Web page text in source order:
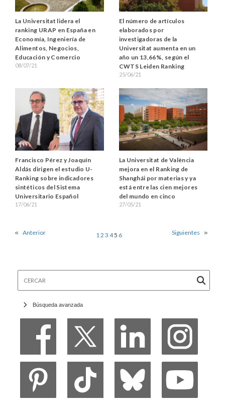
La Universitat lidera el
ranking URAP en España en
Economía, Ingeniería de
Alimentos, Negocios,
Educación y Comercio
08/07/21
El número de artículos
elaborados por
investigadoras de la
Universitat aumenta en un
año un 13,66%, según el
CWTS Leiden Ranking
25/06/21
Francisco Pérez y Joaquín
Aldás dirigen el estudio U-
Ranking sobre indicadores
sintéticos del Sistema
Universitario Español
17/06/21
La Universitat de València
mejora en el Ranking de
Shanghái por materias y ya
está entre las cien mejores
del mundo en cinco
27/05/21
Anterior 1 2 3 45 6 Siguientes
Búsqueda avanzada